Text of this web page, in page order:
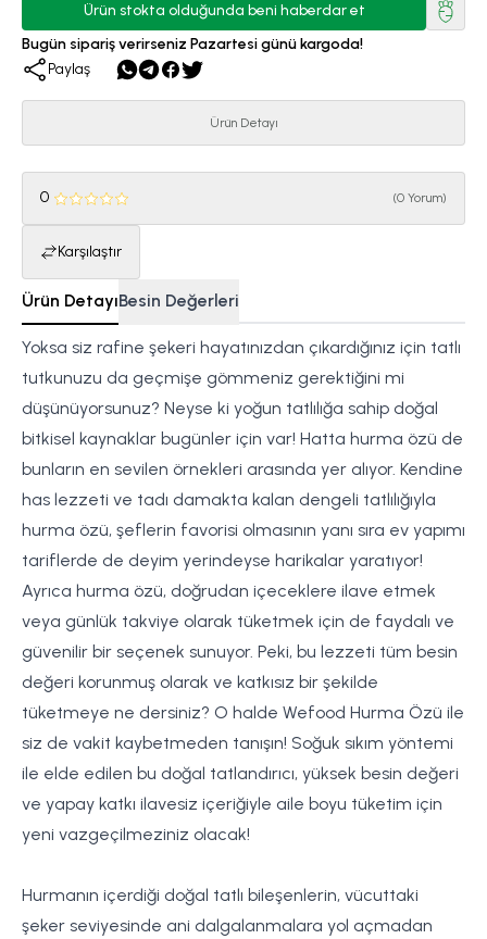
Ürün stokta olduğunda beni haberdar et
Bugün sipariş verirseniz Pazartesi günü kargoda!
Paylaş
Ürün Detayı
0 (0 Yorum)
Karşılaştır
Ürün DetayıBesin Değerleri
Yoksa siz rafine şekeri hayatınızdan çıkardığınız için tatlı
tutkunuzu da geçmişe gömmeniz gerektiğini mi
düşünüyorsunuz? Neyse ki yoğun tatlılığa sahip doğal
bitkisel kaynaklar bugünler için var! Hatta hurma özü de
bunların en sevilen örnekleri arasında yer alıyor. Kendine
has lezzeti ve tadı damakta kalan dengeli tatlılığıyla
hurma özü, şeflerin favorisi olmasının yanı sıra ev yapımı
tariflerde de deyim yerindeyse harikalar yaratıyor!
Ayrıca hurma özü, doğrudan içeceklere ilave etmek
veya günlük takviye olarak tüketmek için de faydalı ve
güvenilir bir seçenek sunuyor. Peki, bu lezzeti tüm besin
değeri korunmuş olarak ve katkısız bir şekilde
tüketmeye ne dersiniz? O halde Wefood Hurma Özü ile
siz de vakit kaybetmeden tanışın! Soğuk sıkım yöntemi
ile elde edilen bu doğal tatlandırıcı, yüksek besin değeri
ve yapay katkı ilavesiz içeriğiyle aile boyu tüketim için
yeni vazgeçilmeziniz olacak!
Hurmanın içerdiği doğal tatlı bileşenlerin, vücuttaki
şeker seviyesinde ani dalgalanmalara yol açmadan